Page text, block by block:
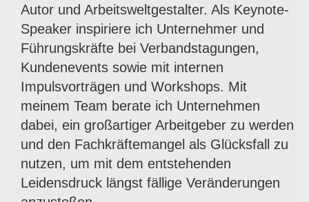
Autor und Arbeitsweltgestalter. Als Keynote-
Speaker inspiriere ich Unternehmer und
Führungskräfte bei Verbandstagungen,
Kundenevents sowie mit internen
Impulsvorträgen und Workshops. Mit
meinem Team berate ich Unternehmen
dabei, ein großartiger Arbeitgeber zu werden
und den Fachkräftemangel als Glücksfall zu
nutzen, um mit dem entstehenden
Leidensdruck längst fällige Veränderungen